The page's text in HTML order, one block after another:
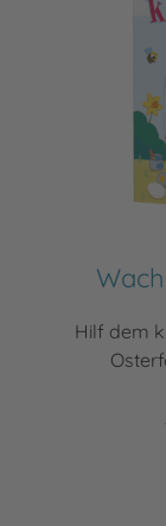
Hilf dem